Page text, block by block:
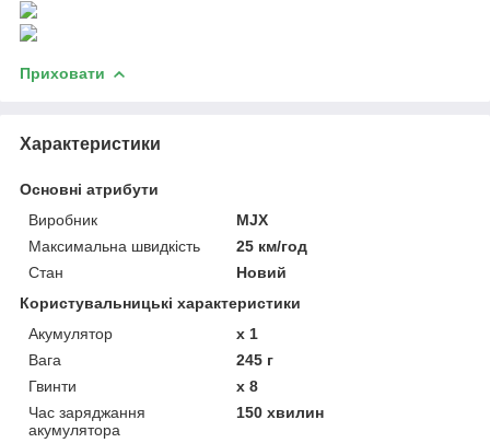
Приховати
Характеристики
Основні атрибути
Виробник
MJX
Максимальна швидкість
25 км/год
Стан
Новий
Користувальницькі характеристики
Акумулятор
x 1
Вага
245 г
Гвинти
х 8
Час заряджання
акумулятора
150 хвилин